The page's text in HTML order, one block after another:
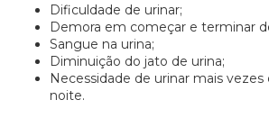
Dificuldade de urinar;
Demora em começar e terminar
Sangue na urina;
Diminuição do jato de urina;
Necessidade de urinar mais vezes
noite.